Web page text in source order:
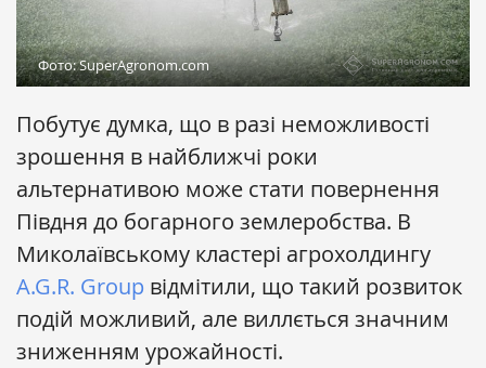
Фото: SuperAgronom.com
Побутує думка, що в разі неможливості
зрошення в найближчі роки
альтернативою може стати повернення
Півдня до богарного землеробства. В
Миколаївському кластері агрохолдингу
A.G.R. Group відмітили, що такий розвиток
подій можливий, але виллється значним
зниженням урожайності.